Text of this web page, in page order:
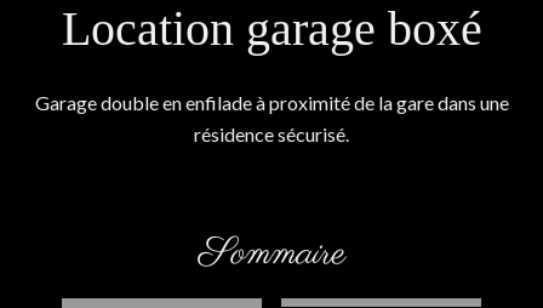
Location garage boxé
Garage double en enfilade à proximité de la gare dans une
résidence sécurisé.
Sommaire